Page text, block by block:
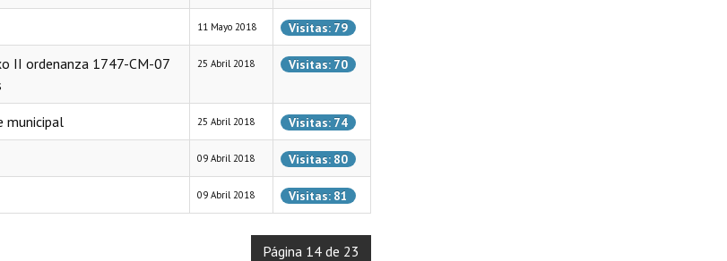
11 Mayo 2018 Visitas: 79
II ordenanza 1747-CM-07
25 Abril 2018 Visitas: 70
municipal 25 Abril 2018 Visitas: 74
09 Abril 2018 Visitas: 80
09 Abril 2018 Visitas: 81
Página 14 de 23